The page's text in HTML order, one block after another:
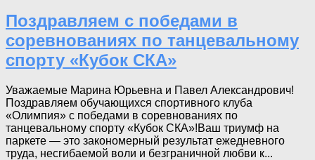
Поздравляем с победами в
соревнованиях по танцевальному
спорту «Кубок СКА»
Уважаемые Марина Юрьевна и Павел Александрович!
Поздравляем обучающихся спортивного клуба
«Олимпия» с победами в соревнованиях по
танцевальному спорту «Кубок СКА»!Ваш триумф на
паркете — это закономерный результат ежедневного
труда, несгибаемой воли и безграничной любви к...